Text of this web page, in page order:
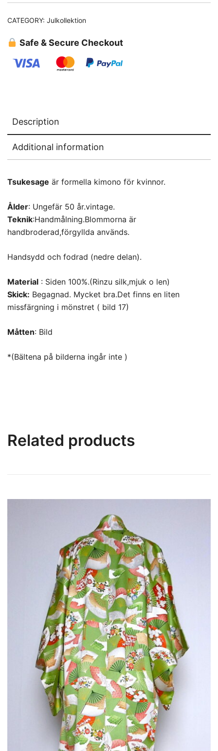
CATEGORY: Julkollektion
Safe & Secure Checkout
Description
Additional information
Tsukesage är formella kimono för kvinnor.
Ålder: Ungefär 50 år.vintage.
Teknik:Handmålning.Blommorna är
handbroderad,förgyllda används.
Handsydd och fodrad (nedre delan).
Material : Siden 100%.(Rinzu silk,mjuk o len)
Skick: Begagnad. Mycket bra.Det finns en liten
missfärgning i mönstret ( bild 17)
Måtten: Bild
*(Bältena på bilderna ingår inte )
Related products